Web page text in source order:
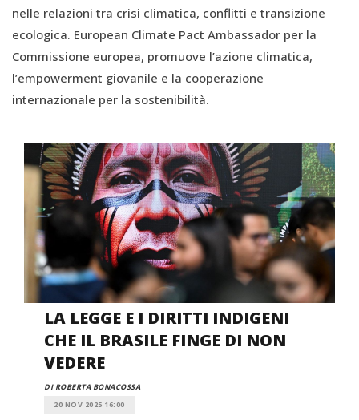
nelle relazioni tra crisi climatica, conflitti e transizione
ecologica. European Climate Pact Ambassador per la
Commissione europea, promuove l’azione climatica,
l’empowerment giovanile e la cooperazione
internazionale per la sostenibilità.
LA LEGGE E I DIRITTI INDIGENI
CHE IL BRASILE FINGE DI NON
VEDERE
DI ROBERTA BONACOSSA
20 NOV 2025 16:00